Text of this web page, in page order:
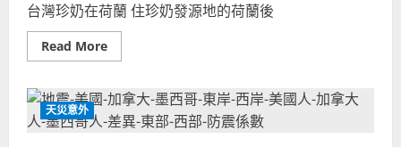
士
戰
爭
英
名
紀
念！
野
火
霧
霾
空
染
嚴
重！
台灣珍奶在荷蘭 住珍奶發源地的荷蘭後
Read MoreRead
more
蘭
人
愛
喝
天災意外